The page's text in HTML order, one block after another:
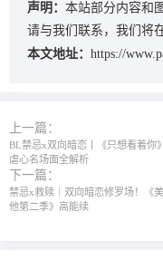
声明： 本站部分内容和
请与我们联系，我们将
本文地址： https://
上一篇：
BL禁忌x双向暗恋丨《只想看着你
虐心名场面全解析
下一篇：
禁忌x救赎｜双向暗恋修罗场！《
他第二季》高能续